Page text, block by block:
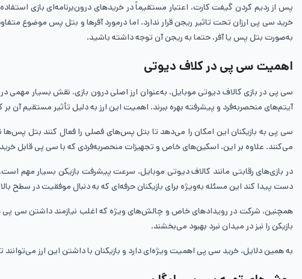
پس از ردیم کردن گیفت کارت، اعتبار مستقیماً در خریدهای درون‌برنامه‌ای بازی
خرید سی پی ارزان تحت تاثیر ریجن قرار ندارد، اما درمورد آفرها و بتل پس موضوع
به‌صورت بتل پس یا آفر، حتما به ریجن آن توجه داشته باشید.
اهمیت سی پی در کلاف دیوتی
سی پی در بازی کالاف دیوتی موبایل، به‌عنوان ارز اصلی درون بازی، نقش بسیار مهمی
آیتم‌های منحصر‌به‌فرد و پیشرفته بهره ببرند. اهمیت این ارز به دلیل تأثیر مستقیم
سی پی به بازیکنان این امکان را می‌دهد تا بتل پس‌های فصلی را فعال کنند بتل پس‌ها
می‌کنند. علاوه بر این، اسکین‌های خاص و تجهیزات منحصر‌به‌فردی که با سی پی قابل
در بازی‌های رقابتی مانند کالاف دیوتی موبایل، سرعت پیشرفت بازیکن بسیار مهم
دست پیدا کند این مسئله به‌ویژه برای بازیکنان حرفه‌ای که به دنبال موفقیت در سطح
همچنین، شرکت در رویدادهای خاص و چالش‌های ویژه که اغلب نیازمند داشتن سی پی
بازیکن را نیز در میدان نبرد بهبود می‌بخشند.
به همین دلایل، خرید سی پی اهمیت ویژه‌ای دارد و بازیکنان با داشتن این ارز